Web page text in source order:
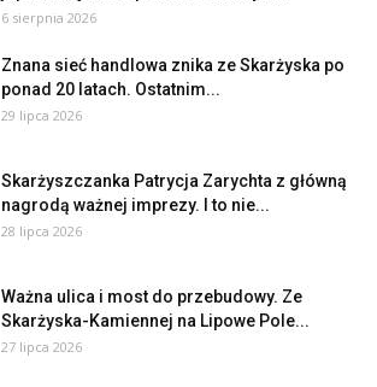
6 sierpnia 2026
Znana sieć handlowa znika ze Skarżyska po
ponad 20 latach. Ostatnim...
29 lipca 2026
Skarżyszczanka Patrycja Zarychta z główną
nagrodą ważnej imprezy. I to nie...
28 lipca 2026
Ważna ulica i most do przebudowy. Ze
Skarżyska-Kamiennej na Lipowe Pole...
27 lipca 2026